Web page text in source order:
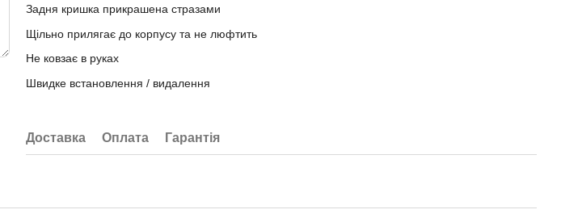
Задня кришка прикрашена стразами
Щільно прилягає до корпусу та не люфтить
Не ковзає в руках
Швидке встановлення / видалення
Доставка Оплата Гарантія